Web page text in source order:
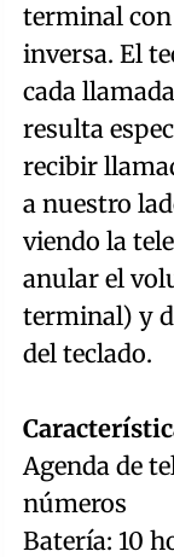
terminal
inversa. El
cada
resulta
recibir
a nuestro
viendo la
anular el
terminal) y
del teclado.
Agenda de
números
Batería: 10